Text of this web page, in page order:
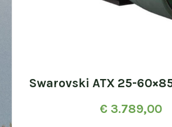
Swarovski ATX 25-
€ 3.789,00